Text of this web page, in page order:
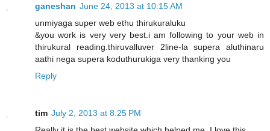
ganeshan June 24, 2013 at 10:15 AM
unmiyaga super web ethu thirukuraluku
&you work is very very best.i am following to your web in
thirukural reading.thiruvalluver 2line-la supera aluthinaru
aathi nega supera koduthurukiga very thanking you
Reply
tim July 2, 2013 at 8:25 PM